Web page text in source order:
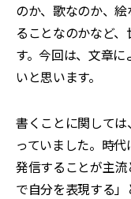
のか、歌なのか、
ることなのかなど
す。今回は、文章
いと思います。
書くことに関して
っていました。時
発信することが主
で自分を表現する